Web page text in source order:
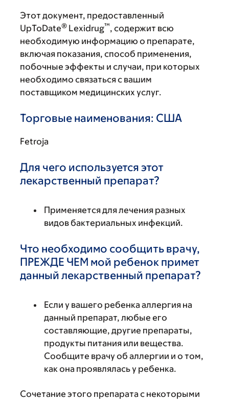
Этот документ, предоставленный
UpToDate® Lexidrug™, содержит всю
необходимую информацию о препарате,
включая показания, способ применения,
побочные эффекты и случаи, при которых
необходимо связаться с вашим
поставщиком медицинских услуг.
Торговые наименования: США
Fetroja
Для чего используется этот
лекарственный препарат?
Применяется для лечения разных
видов бактериальных инфекций.
Что необходимо сообщить врачу,
ПРЕЖДЕ ЧЕМ мой ребенок примет
данный лекарственный препарат?
Если у вашего ребенка аллергия на
данный препарат, любые его
составляющие, другие препараты,
продукты питания или вещества.
Сообщите врачу об аллергии и о том,
как она проявлялась у ребенка.
Сочетание этого препарата с некоторыми